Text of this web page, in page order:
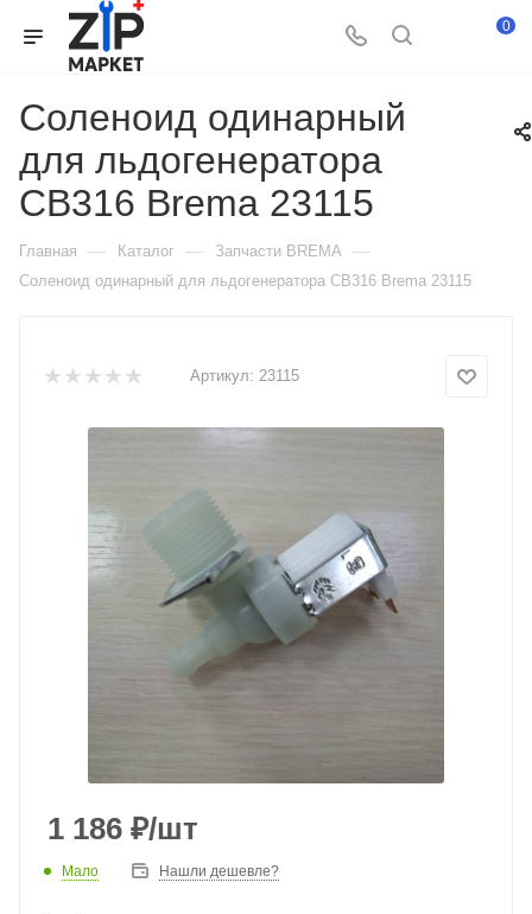
0
Соленоид одинарный
для льдогенератора
CB316 Brema 23115
Главная — Каталог — Запчасти BREMA —
Соленоид одинарный для льдогенератора CB316 Brema 23115
Артикул: 23115
1 186 ₽/шт
Мало Нашли дешевле?